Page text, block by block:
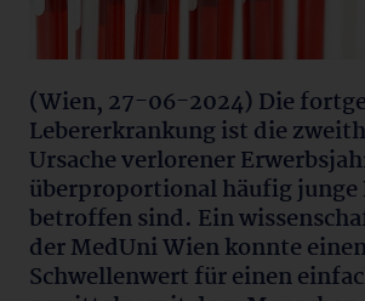
(Wien, 27-06-2024) Die
Lebererkrankung ist die
Ursache verlorener
überproportional häufig
betroffen sind. Ein
der MedUni Wien konnte
Schwellenwert für einen